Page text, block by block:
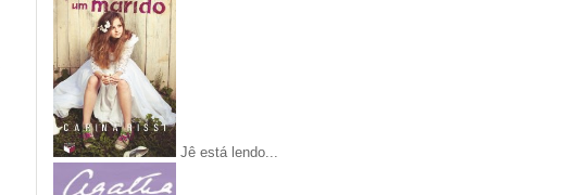
Jê está lendo...